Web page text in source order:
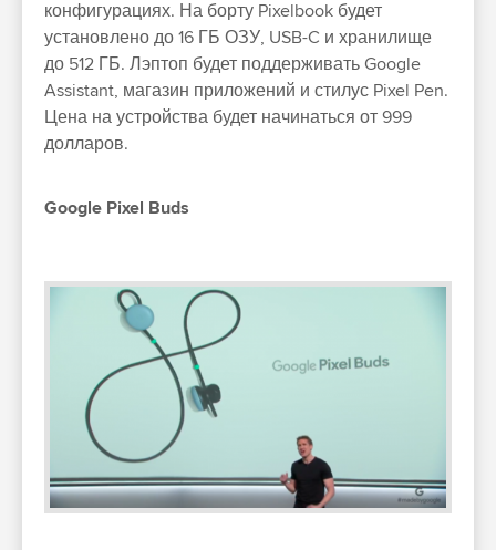
конфигурациях. На борту Pixelbook будет
установлено до 16 ГБ ОЗУ, USB-C и хранилище
до 512 ГБ. Лэптоп будет поддерживать Google
Assistant, магазин приложений и стилус Pixel Pen.
Цена на устройства будет начинаться от 999
долларов.
Google Pixel Buds